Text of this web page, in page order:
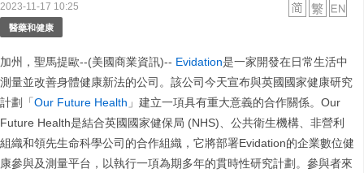
2023-11-17 10:25
醫藥和健康
加州，聖馬提歐--(美國商業資訊)-- Evidation是一家開發在日常生活中
測量並改善身體健康新法的公司。該公司今天宣布與英國國家健康研究
計劃「 Our Future Health 」建立一項具有重大意義的合作關係。Our
Future Health是結合英國國家健保局 (NHS)、公共衛生機構、非營利
組織和領先生命科學公司的合作組織，它將部署Evidation的企業數位健
康參與及測量平台，以執行一項為期多年的貫時性研究計劃。參與者來